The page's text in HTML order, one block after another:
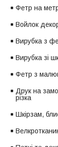
Фетр на
Войлок
Вирубка з
Вирубка зі
Фетр з
Друк на
різка
Шкірзам,